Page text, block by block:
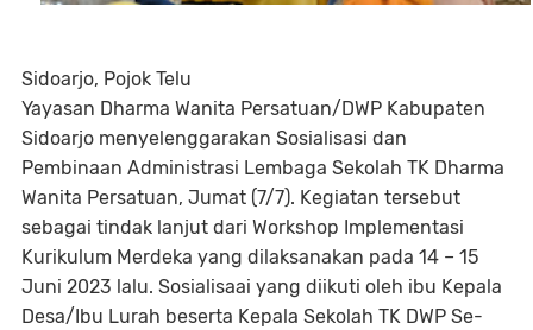
Sidoarjo, Pojok Telu
Yayasan Dharma Wanita Persatuan/DWP Kabupaten
Sidoarjo menyelenggarakan Sosialisasi dan
Pembinaan Administrasi Lembaga Sekolah TK Dharma
Wanita Persatuan, Jumat (7/7). Kegiatan tersebut
sebagai tindak lanjut dari Workshop Implementasi
Kurikulum Merdeka yang dilaksanakan pada 14 – 15
Juni 2023 lalu. Sosialisaai yang diikuti oleh ibu Kepala
Desa/Ibu Lurah beserta Kepala Sekolah TK DWP Se-